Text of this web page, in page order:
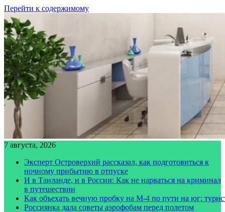
Перейти к содержимому
7 августа, 2026
Эксперт Островерхий рассказал, как подготовиться к
ночному прибытию в отпуске
И в Таиланде, и в России: Как не нарваться на криминал
в путешествии
Как объехать вечную пробку на М-4 по пути на юг:
Россиянка дала советы аэрофобам перед полетом